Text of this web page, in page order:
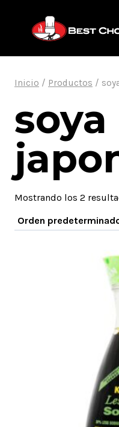
contenido
Inicio / Productos /
soya
Mostrando los 2